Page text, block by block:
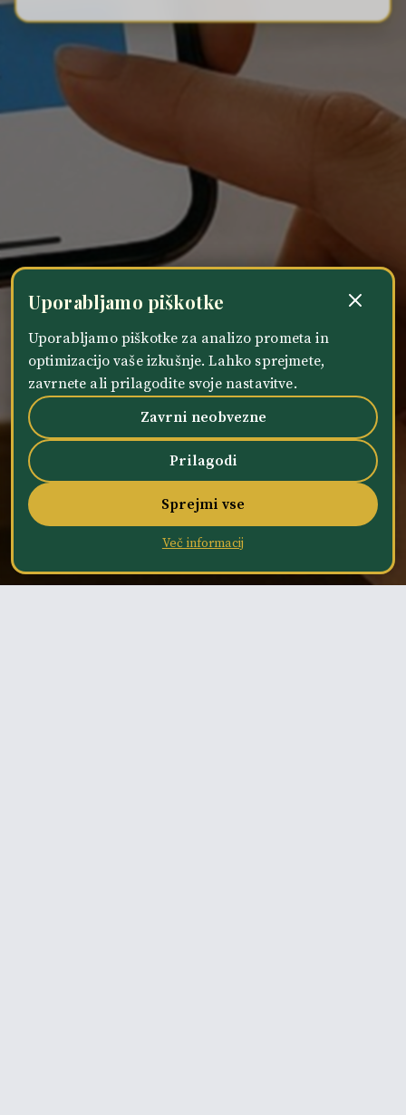
Uporabljamo piškotke
Uporabljamo piškotke za analizo prometa in
optimizacijo vaše izkušnje. Lahko sprejmete,
zavrnete ali prilagodite svoje nastavitve.
Zavrni neobvezne
Prilagodi
Sprejmi vse
Več informacij